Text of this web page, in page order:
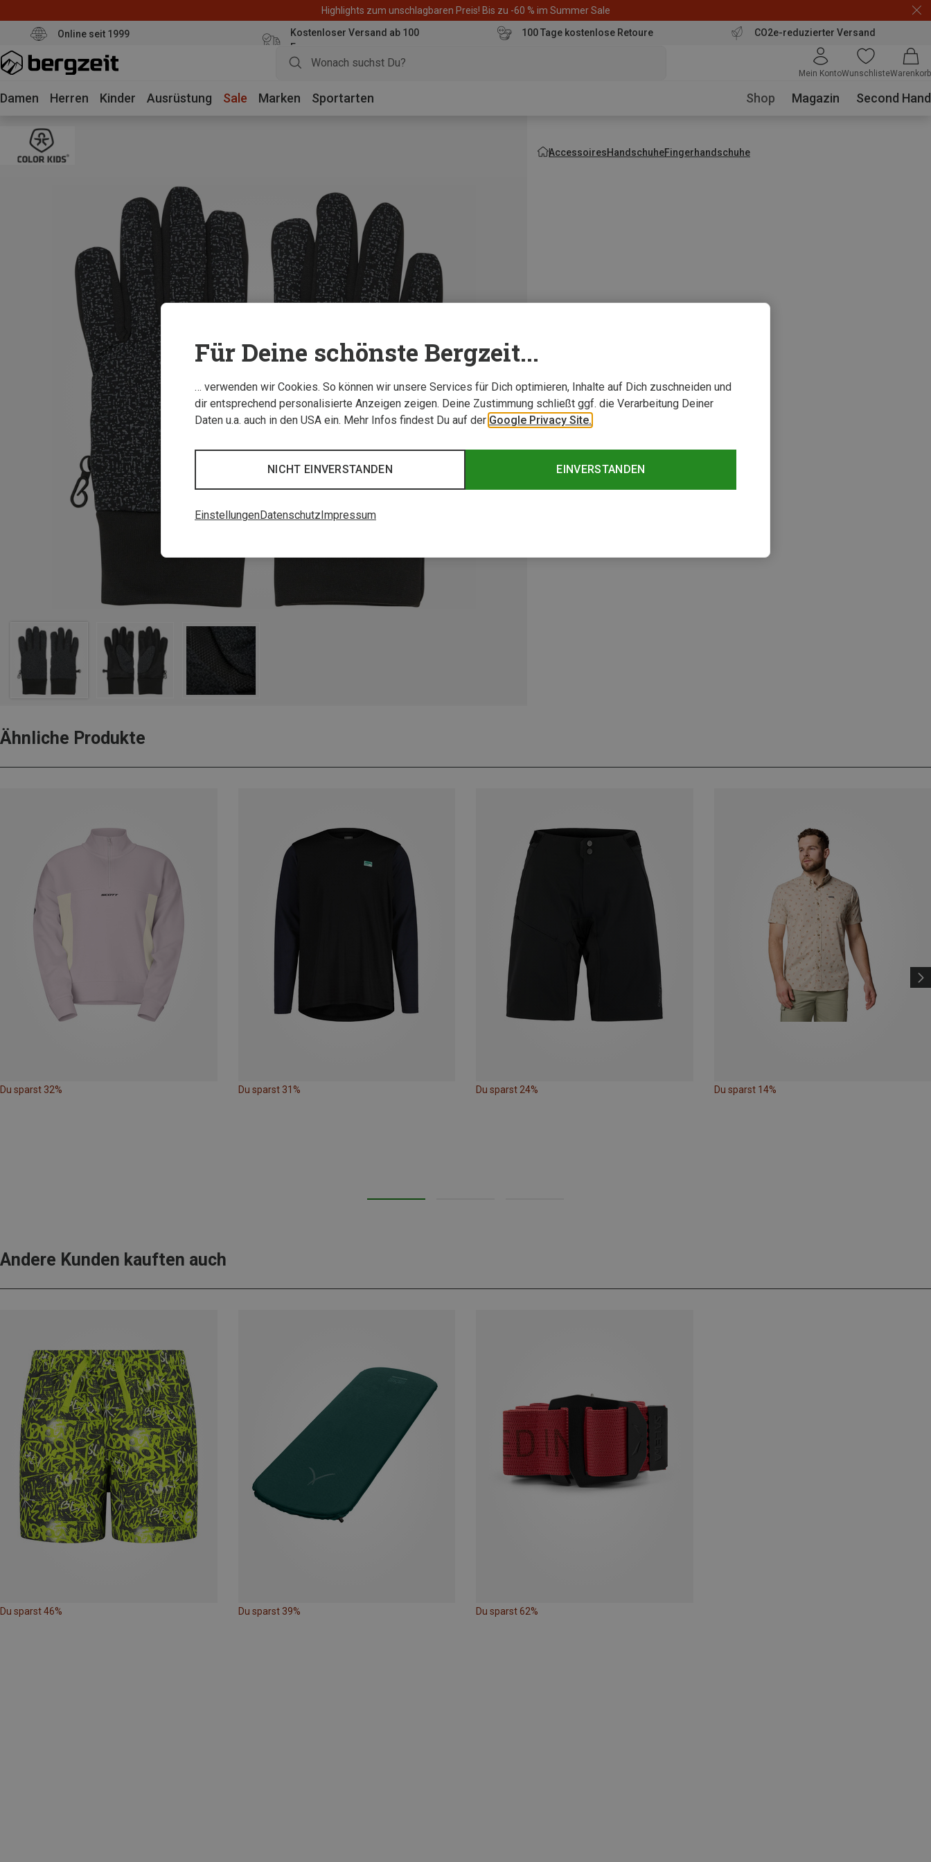
Highlights zum unschlagbaren Preis! Bis zu -60 % im Summer Sale
Online seit 1999
Kostenloser Versand ab 100
Euro
100 Tage kostenlose Retoure CO2e-reduzierter Versand
Mein KontoWunschlisteWarenkorb
Damen Herren Kinder Ausrüstung Sale Marken Sportarten Shop Magazin Second Hand
AccessoiresHandschuheFingerhandschuhe
Ähnliche Produkte
Du sparst 32% Du sparst 31% Du sparst 24% Du sparst 14%
Andere Kunden kauften auch
Du sparst 46% Du sparst 39% Du sparst 62%
Für Deine schönste Bergzeit...
… verwenden wir Cookies. So können wir unsere Services für Dich optimieren, Inhalte auf Dich zuschneiden und
dir entsprechend personalisierte Anzeigen zeigen. Deine Zustimmung schließt ggf. die Verarbeitung Deiner
Daten u.a. auch in den USA ein. Mehr Infos findest Du auf der Google Privacy Site.
EINVERSTANDEN
NICHT EINVERSTANDEN
EinstellungenDatenschutzImpressum